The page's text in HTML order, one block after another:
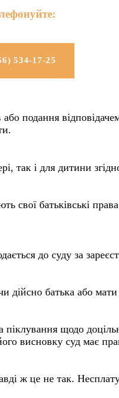
534-17-25
подання
так і для дитини
свої батьківські
до суду за
дійсно батька або мати
піклування щодо
висновку суд має
ж це не так.